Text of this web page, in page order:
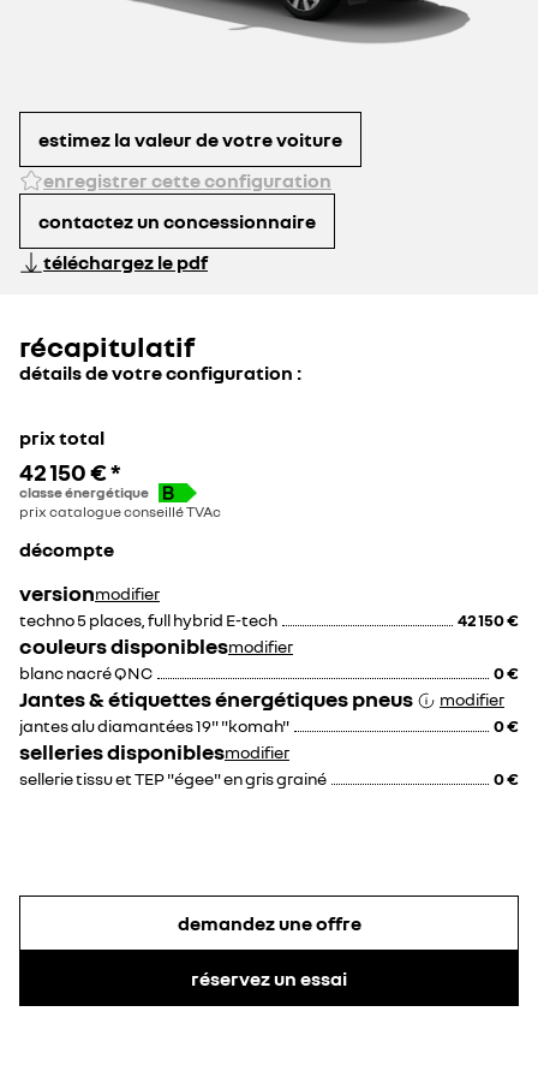
estimez la valeur de votre voiture
enregistrer cette configuration
contactez un concessionnaire
téléchargez le pdf
récapitulatif
détails de votre configuration :
prix total
42 150 €*
classe énergétique
prix catalogue conseillé TVAc
décompte
versionmodifier
techno 5 places, full hybrid E-tech
42 150 €
couleurs disponiblesmodifier
blanc nacré QNC
0 €
Jantes & étiquettes énergétiques pneus
modifier
jantes alu diamantées 19" "komah"
0 €
selleries disponiblesmodifier
sellerie tissu et TEP "égee" en gris grainé
0 €
demandez une offre
réservez un essai